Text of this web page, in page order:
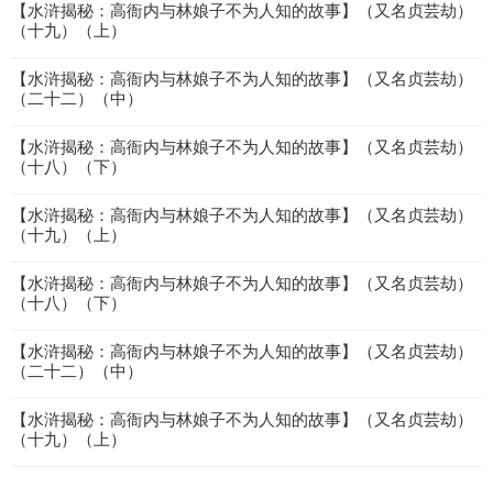
【水浒揭秘：高衙内与林娘子不为人知的故事】（又名贞芸劫）
（十九）（上）
【水浒揭秘：高衙内与林娘子不为人知的故事】（又名贞芸劫）
（二十二）（中）
【水浒揭秘：高衙内与林娘子不为人知的故事】（又名贞芸劫）
（十八）（下）
【水浒揭秘：高衙内与林娘子不为人知的故事】（又名贞芸劫）
（十九）（上）
【水浒揭秘：高衙内与林娘子不为人知的故事】（又名贞芸劫）
（十八）（下）
【水浒揭秘：高衙内与林娘子不为人知的故事】（又名贞芸劫）
（二十二）（中）
【水浒揭秘：高衙内与林娘子不为人知的故事】（又名贞芸劫）
（十九）（上）